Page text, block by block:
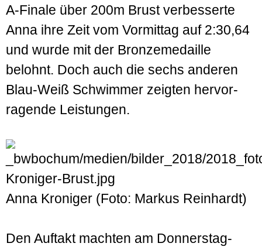
A-Finale über 200m Brust verbesserte
Anna ihre Zeit vom Vormittag auf 2:30,64
und wurde mit der Bronze­medaille
belohnt. Doch auch die sechs anderen
Blau-Weiß Schwimmer zeigten hervor­
ragende Leistungen.
Anna Kroniger (Foto: Markus Reinhardt)
Den Auftakt machten am Donnerstag­